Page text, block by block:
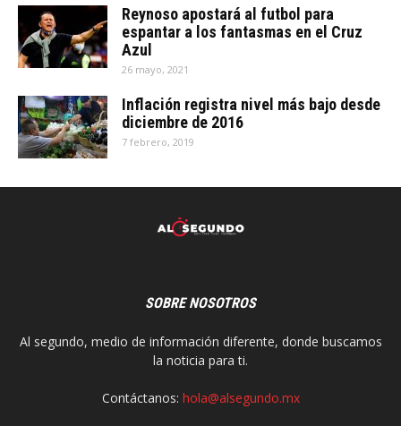
Reynoso apostará al futbol para
espantar a los fantasmas en el Cruz
Azul
26 mayo, 2021
Inflación registra nivel más bajo desde
diciembre de 2016
7 febrero, 2019
SOBRE NOSOTROS
Al segundo, medio de información diferente, donde buscamos
la noticia para ti.
Contáctanos: hola@alsegundo.mx